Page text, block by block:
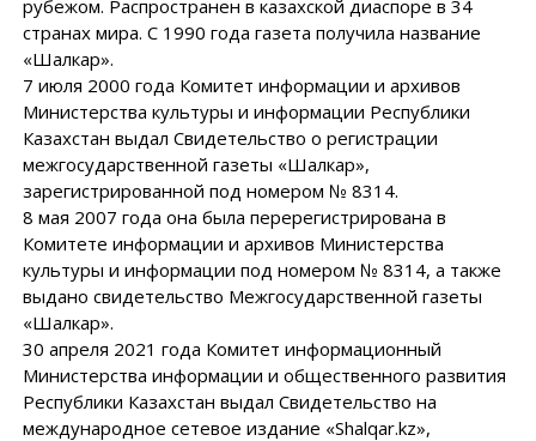
рубежом. Распространен в казахской диаспоре в 34
странах мира. С 1990 года газета получила название
«Шалкар».
7 июля 2000 года Комитет информации и архивов
Министерства культуры и информации Республики
Казахстан выдал Свидетельство о регистрации
межгосударственной газеты «Шалкар»,
зарегистрированной под номером № 8314.
8 мая 2007 года она была перерегистрирована в
Комитете информации и архивов Министерства
культуры и информации под номером № 8314, а также
выдано свидетельство Межгосударственной газеты
«Шалкар».
30 апреля 2021 года Комитет информационный
Министерства информации и общественного развития
Республики Казахстан выдал Свидетельство на
международное сетевое издание «Shalqar.kz»,